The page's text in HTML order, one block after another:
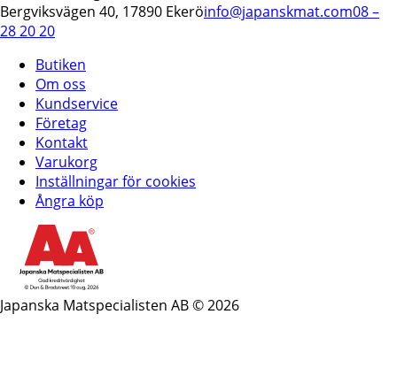
Bergviksvägen 40, 17890 Ekeröinfo@japanskmat.com08 –
28 20 20
Butiken
Om oss
Kundservice
Företag
Kontakt
Varukorg
Inställningar för cookies
Ångra köp
Japanska Matspecialisten AB © 2026